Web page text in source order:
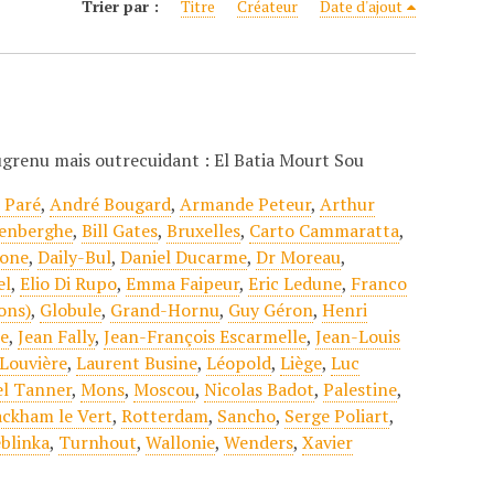
Trier par : Titre Créateur Date d'ajout
mais outrecuidant : El Batia Mourt Sou
,André Bougard,Armande Peteur,Arthur
,Bill Gates,Bruxelles, Carto Cammaratta,
,Daily-Bul,Daniel Ducarme,Dr Moreau,
,Elio Di Rupo,Emma Faipeur,Eric Ledune, Franco
, Globule, Grand-Hornu, Guy Géron,Henri
,Jean Fally,Jean-François Escarmelle,Jean-Louis
,Laurent Busine,Léopold,Liège,Luc
Tanner,Mons,Moscou,Nicolas Badot,Palestine,
le Vert,Rotterdam, Sancho, Serge Poliart,
, Turnhout,Wallonie,Wenders,Xavier